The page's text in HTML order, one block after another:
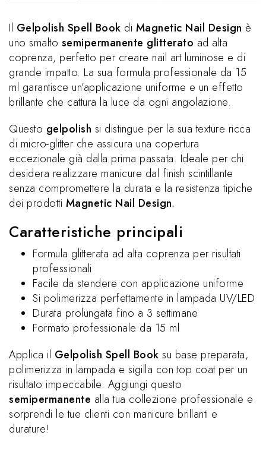
Il Gelpolish Spell Book di Magnetic Nail Design è
uno smalto semipermanente glitterato ad alta
coprenza, perfetto per creare nail art luminose e di
grande impatto. La sua formula professionale da 15
ml garantisce un’applicazione uniforme e un effetto
brillante che cattura la luce da ogni angolazione.
Questo gelpolish si distingue per la sua texture ricca
di micro-glitter che assicura una copertura
eccezionale già dalla prima passata. Ideale per chi
desidera realizzare manicure dal finish scintillante
senza compromettere la durata e la resistenza tipiche
dei prodotti Magnetic Nail Design.
Caratteristiche principali
Formula glitterata ad alta coprenza per risultati
professionali
Facile da stendere con applicazione uniforme
Si polimerizza perfettamente in lampada UV/LED
Durata prolungata fino a 3 settimane
Formato professionale da 15 ml
Applica il Gelpolish Spell Book su base preparata,
polimerizza in lampada e sigilla con top coat per un
risultato impeccabile. Aggiungi questo
semipermanente alla tua collezione professionale e
sorprendi le tue clienti con manicure brillanti e
durature!